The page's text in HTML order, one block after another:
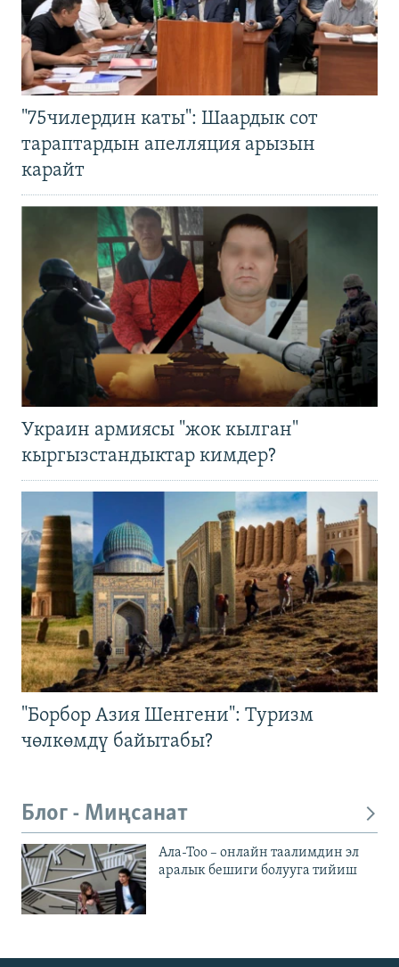
"75чилердин каты": Шаардык сот
тараптардын апелляция арызын
карайт
Украин армиясы "жок кылган"
кыргызстандыктар кимдер?
"Борбор Азия Шенгени": Туризм
чөлкөмдү байытабы?
Блог - Миңсанат
Ала-Тоо – онлайн таалимдин эл
аралык бешиги болууга тийиш